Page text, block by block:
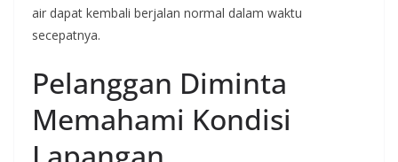
air dapat kembali berjalan normal dalam waktu
secepatnya.
Pelanggan Diminta
Memahami Kondisi